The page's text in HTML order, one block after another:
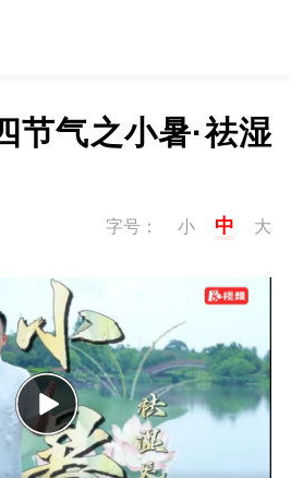
节气之小暑·祛湿
字号： 小 中 大
P